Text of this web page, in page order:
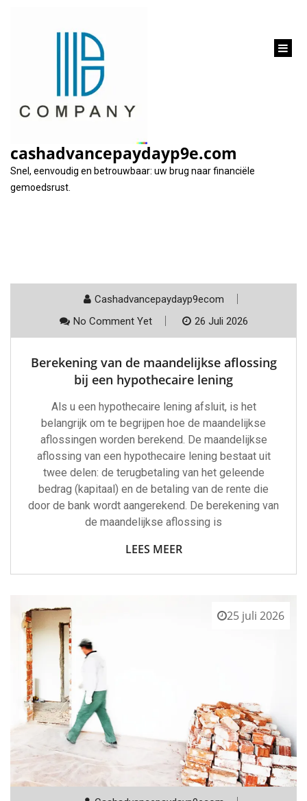
cashadvancepaydayp9e.com
Snel, eenvoudig en betrouwbaar: uw brug naar financiële
gemoedsrust.
Categorie:
Cashadvancepaydayp9ecom
No Comment Yet
26 Juli 2026
Berekening van de maandelijkse aflossing
bij een hypothecaire lening
Als u een hypothecaire lening afsluit, is het
belangrijk om te begrijpen hoe de maandelijkse
aflossingen worden berekend. De maandelijkse
aflossing van een hypothecaire lening bestaat uit
twee delen: de terugbetaling van het geleende
bedrag (kapitaal) en de betaling van de rente die
door de bank wordt aangerekend. De berekening van
de maandelijkse aflossing is
LEES MEER
25 juli 2026